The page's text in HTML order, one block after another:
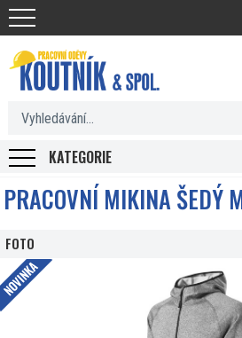
Koutnik.com
PRACOVNÍ MIKINA ŠEDÝ
FOTO
NOVINKA
KATEGORIE